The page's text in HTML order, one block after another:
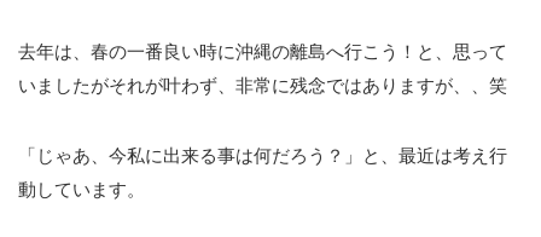
去年は、春の一番良い時に沖縄の離島へ行こう！と、思って
いましたがそれが叶わず、非常に残念ではありますが、、笑
「じゃあ、今私に出来る事は何だろう？」と、最近は考え行
動しています。